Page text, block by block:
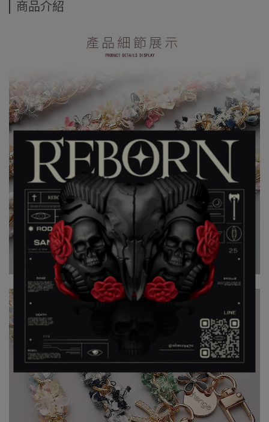
商品介紹